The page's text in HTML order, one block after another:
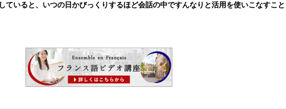
ていると、いつの日かびっくりするほど会話の中ですんなりと活用を使いこなすこと